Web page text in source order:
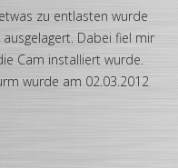
zu entlasten wurde
Dabei fiel mir
Cam installiert wurde.
wurde am 02.03.2012